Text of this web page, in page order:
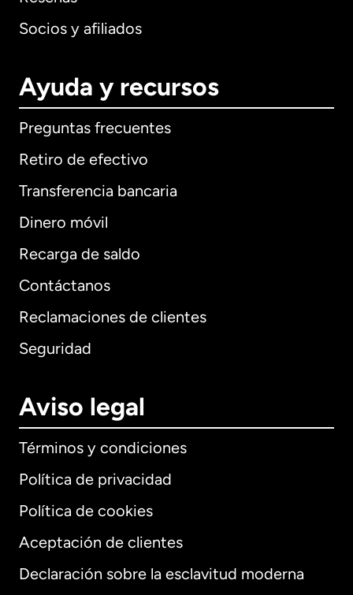
Socios y afiliados
Ayuda y recursos
Preguntas frecuentes
Retiro de efectivo
Transferencia bancaria
Dinero móvil
Recarga de saldo
Contáctanos
Reclamaciones de clientes
Seguridad
Aviso legal
Términos y condiciones
Política de privacidad
Política de cookies
Aceptación de clientes
Declaración sobre la esclavitud moderna
Internacional English